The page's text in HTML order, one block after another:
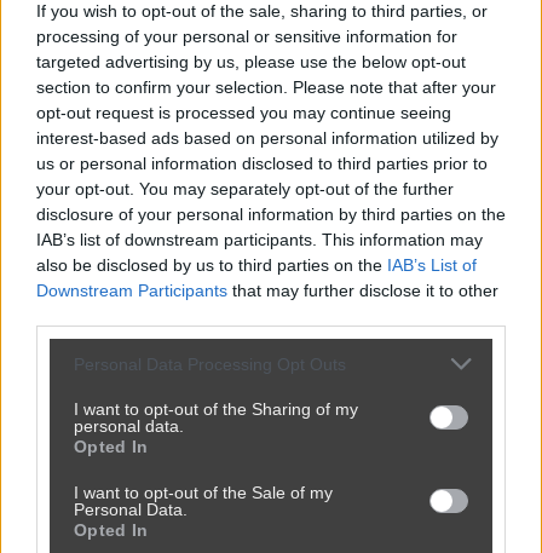
If you wish to opt-out of the sale, sharing to third parties, or
processing of your personal or sensitive information for
targeted advertising by us, please use the below opt-out
section to confirm your selection. Please note that after your
opt-out request is processed you may continue seeing
interest-based ads based on personal information utilized by
us or personal information disclosed to third parties prior to
your opt-out. You may separately opt-out of the further
disclosure of your personal information by third parties on the
IAB’s list of downstream participants. This information may
also be disclosed by us to third parties on the IAB’s List of
Downstream Participants that may further disclose it to other
Personal Data Processing Opt Outs
I want to opt-out of the Sharing of my
personal data.
Opted In
I want to opt-out of the Sale of my
Personal Data.
Opted In